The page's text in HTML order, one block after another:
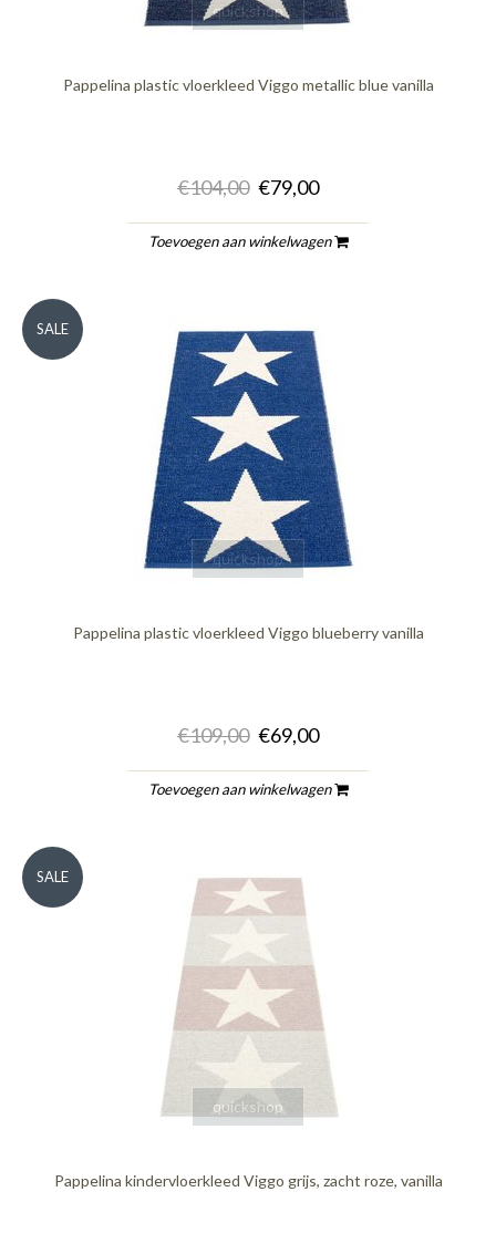
quickshop
Pappelina plastic vloerkleed Viggo metallic blue vanilla
€104,00 €79,00
Toevoegen aan winkelwagen
quickshop
SALE
Pappelina plastic vloerkleed Viggo blueberry vanilla
€109,00 €69,00
Toevoegen aan winkelwagen
quickshop
SALE
Pappelina kindervloerkleed Viggo grijs, zacht roze, vanilla